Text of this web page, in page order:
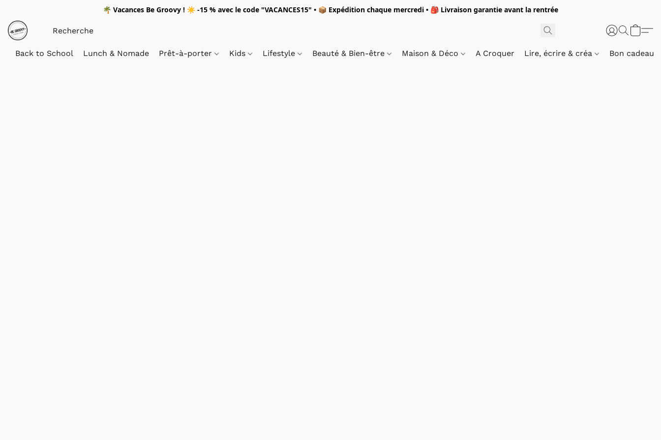
🌴 Vacances Be Groovy ! ☀️ -15 % avec le code "VACANCES15" • 📦 Expédition chaque mercredi • 🎒 Livraison garantie avant la rentrée
Back to School Lunch & Nomade Prêt-à-porter Kids Lifestyle Beauté & Bien-être Maison & Déco A Croquer Lire, écrire & créa Bon cadeau